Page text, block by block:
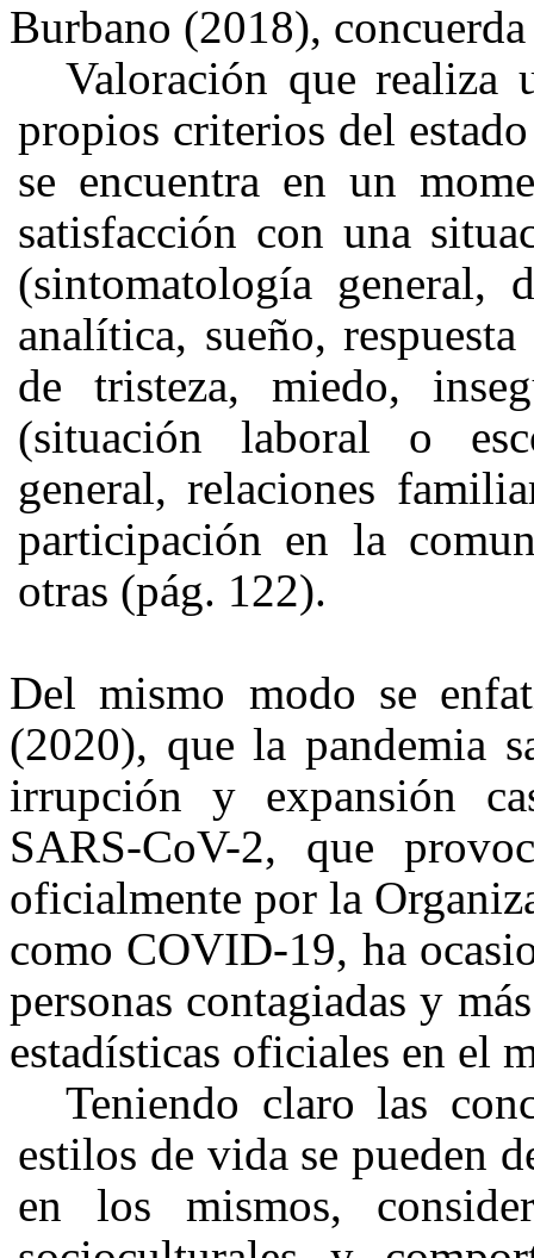
Burbano (2018),
Valoración que realiza
propios criterios del
se encuentra en un
satisfacción con una
(sintomatología general,
analítica, sueño,
de tristeza, miedo,
(situación laboral o
general, relaciones
participación en la
otras (pág. 122).
Del mismo modo se
(2020), que la pandemia
irrupción y expansión
SARS-CoV-2, que
oficialmente por la
como COVID-19, ha
personas contagiadas y
estadísticas oficiales en el
Teniendo claro las
estilos de vida se pueden
en los mismos,